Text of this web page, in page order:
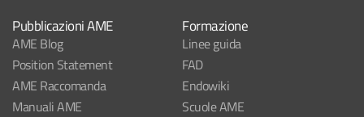
Pubblicazioni AME
AME Blog
Position Statement
AME Raccomanda
Manuali AME
Formazione
Linee guida
FAD
Endowiki
Scuole AME